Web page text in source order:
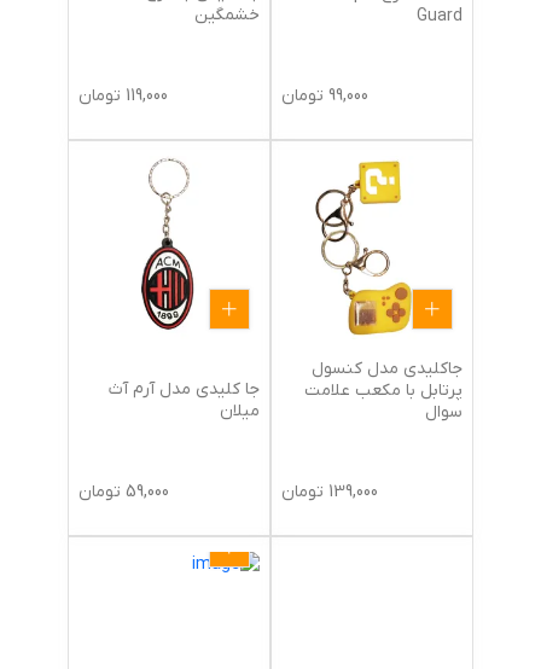
Guard
99,000 تومان
خشمگین
119,000 تومان
جاکلیدی مدل کنسول
پرتابل با مکعب علامت
سوال
139,000 تومان
جا کلیدی مدل آرم آث
میلان
59,000 تومان